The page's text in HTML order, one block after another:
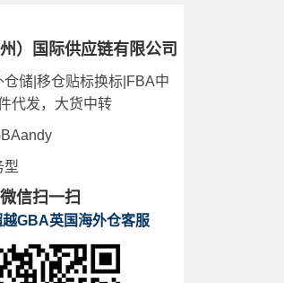
）国际供应链有限公司
仓储|移仓贴标换标|FBA中
代发，大货中转
型
微信扫一扫
GBA英国海外仓客服